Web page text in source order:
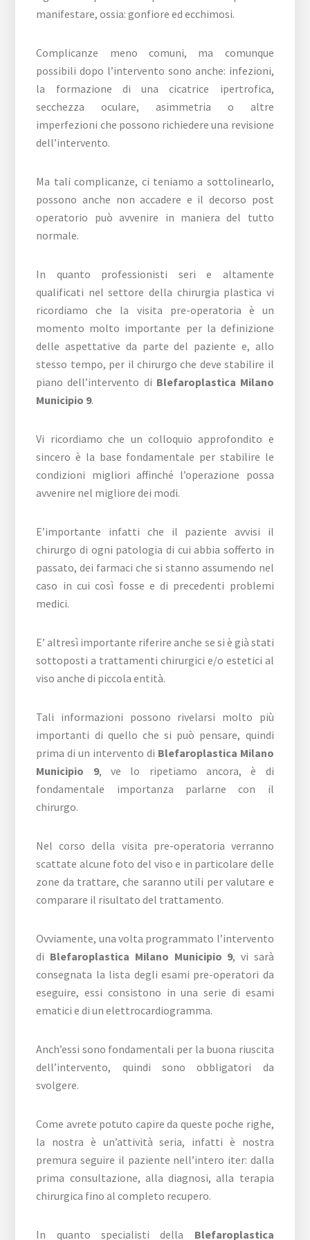
manifestare, ossia: gonfiore ed ecchimosi.
Complicanze meno comuni, ma comunque
possibili dopo l’intervento sono anche: infezioni,
la formazione di una cicatrice ipertrofica,
secchezza oculare, asimmetria o altre
imperfezioni che possono richiedere una revisione
dell’intervento.
Ma tali complicanze, ci teniamo a sottolinearlo,
possono anche non accadere e il decorso post
operatorio può avvenire in maniera del tutto
normale.
In quanto professionisti seri e altamente
qualificati nel settore della chirurgia plastica vi
ricordiamo che la visita pre-operatoria è un
momento molto importante per la definizione
delle aspettative da parte del paziente e, allo
stesso tempo, per il chirurgo che deve stabilire il
piano dell’intervento di Blefaroplastica Milano
Municipio 9.
Vi ricordiamo che un colloquio approfondito e
sincero è la base fondamentale per stabilire le
condizioni migliori affinché l’operazione possa
avvenire nel migliore dei modi.
E’importante infatti che il paziente avvisi il
chirurgo di ogni patologia di cui abbia sofferto in
passato, dei farmaci che si stanno assumendo nel
caso in cui così fosse e di precedenti problemi
medici.
E’ altresì importante riferire anche se si è già stati
sottoposti a trattamenti chirurgici e/o estetici al
viso anche di piccola entità.
Tali informazioni possono rivelarsi molto più
importanti di quello che si può pensare, quindi
prima di un intervento di Blefaroplastica Milano
Municipio 9, ve lo ripetiamo ancora, è di
fondamentale importanza parlarne con il
chirurgo.
Nel corso della visita pre-operatoria verranno
scattate alcune foto del viso e in particolare delle
zone da trattare, che saranno utili per valutare e
comparare il risultato del trattamento.
Ovviamente, una volta programmato l’intervento
di Blefaroplastica Milano Municipio 9, vi sarà
consegnata la lista degli esami pre-operatori da
eseguire, essi consistono in una serie di esami
ematici e di un elettrocardiogramma.
Anch’essi sono fondamentali per la buona riuscita
dell’intervento, quindi sono obbligatori da
svolgere.
Come avrete potuto capire da queste poche righe,
la nostra è un’attività seria, infatti è nostra
premura seguire il paziente nell’intero iter: dalla
prima consultazione, alla diagnosi, alla terapia
chirurgica fino al completo recupero.
In quanto specialisti della Blefaroplastica